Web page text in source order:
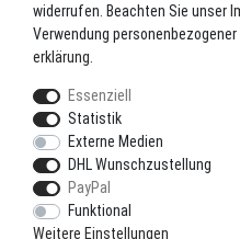
Bekleidung
Camping
Markenshop
Ruten
Ruten + Rolle + Schnur
Zielfischprogramme
widerrufen. Beachten Sie unser
Verwendung
erklärung
Essenziell
Statistik
Externe Medien
DHL Wunschzustellung
PayPal
Funktional
Weitere Einstellungen